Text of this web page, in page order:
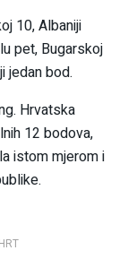
10, Albaniji
pet, Bugarskoj
jedan bod.
Hrvatska
12 bodova,
istom mjerom i